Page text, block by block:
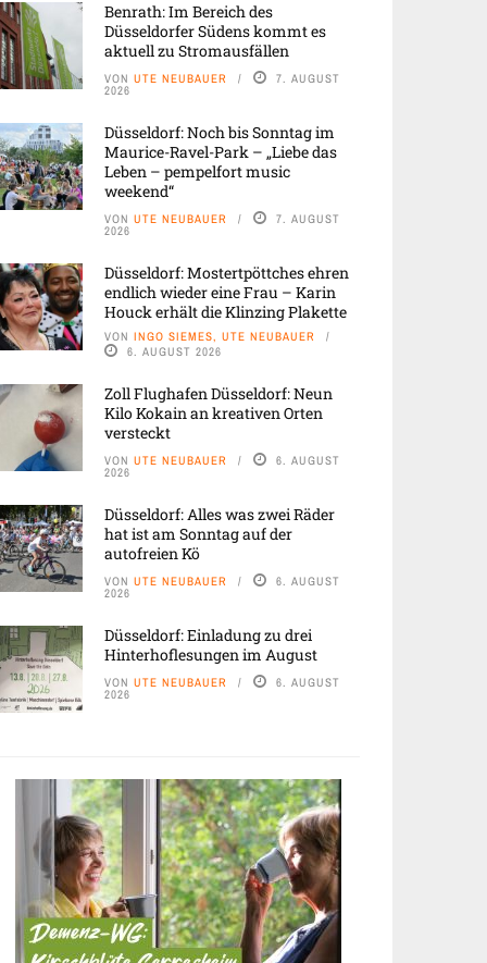
Benrath: Im Bereich des
Düsseldorfer Südens kommt es
aktuell zu Stromausfällen
VON UTE NEUBAUER 7. AUGUST
2026
Düsseldorf: Noch bis Sonntag im
Maurice-Ravel-Park – „Liebe das
Leben – pempelfort music
weekend“
VON UTE NEUBAUER 7. AUGUST
2026
Düsseldorf: Mostertpöttches ehren
endlich wieder eine Frau – Karin
Houck erhält die Klinzing Plakette
VON INGO SIEMES, UTE NEUBAUER
6. AUGUST 2026
Zoll Flughafen Düsseldorf: Neun
Kilo Kokain an kreativen Orten
versteckt
VON UTE NEUBAUER 6. AUGUST
2026
Düsseldorf: Alles was zwei Räder
hat ist am Sonntag auf der
autofreien Kö
VON UTE NEUBAUER 6. AUGUST
2026
Düsseldorf: Einladung zu drei
Hinterhoflesungen im August
VON UTE NEUBAUER 6. AUGUST
2026